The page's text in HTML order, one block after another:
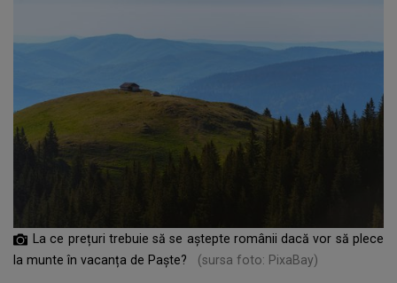
La ce prețuri trebuie să se aștepte românii dacă vor să plece
la munte în vacanța de Paște?
(sursa foto: PixaBay)